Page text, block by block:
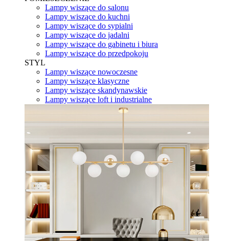
Lampy wiszące do salonu
Lampy wiszące do kuchni
Lampy wiszące do sypialni
Lampy wiszące do jadalni
Lampy wiszące do gabinetu i biura
Lampy wiszące do przedpokoju
STYL
Lampy wiszące nowoczesne
Lampy wiszące klasyczne
Lampy wiszące skandynawskie
Lampy wiszące loft i industrialne